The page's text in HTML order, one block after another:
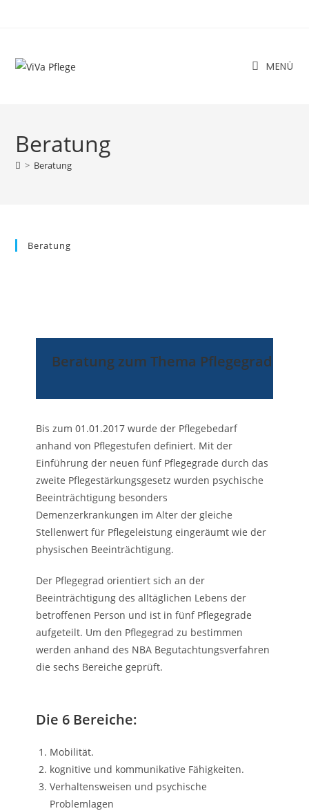
MENÜ
Beratung
> Beratung
Beratung
Beratungzum Thema Pflegegrad
Bis zum 01.01.2017 wurde der Pflegebedarf
anhand von Pflegestufen definiert. Mit der
Einführung der neuen fünf Pflegegrade durch das
zweite Pflegestärkungsgesetz wurden psychische
Beeinträchtigung besonders
Demenzerkrankungen im Alter der gleiche
Stellenwert für Pflegeleistung eingeräumt wie der
physischen Beeinträchtigung.
Der Pflegegrad orientiert sich an der
Beeinträchtigung des alltäglichen Lebens der
betroffenen Person und ist in fünf Pflegegrade
aufgeteilt. Um den Pflegegrad zu bestimmen
werden anhand des NBA Begutachtungsverfahren
die sechs Bereiche geprüft.
Die 6 Bereiche:
Mobilität.
kognitive und kommunikative Fähigkeiten.
Verhaltensweisen und psychische
Problemlagen